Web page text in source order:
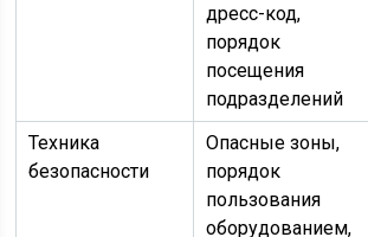
дресс-код,
порядок
посещения
подразделений
Техника
безопасности
Опасные зоны,
порядок
пользования
оборудованием,